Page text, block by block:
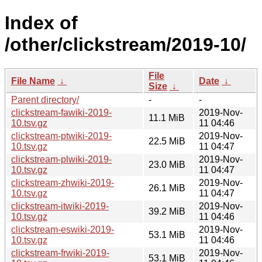
Index of
/other/clickstream/2019-10/
File Name ↓
File
Size ↓
Date ↓
Parent directory/
-
-
clickstream-fawiki-2019-
10.tsv.gz
11.1 MiB
2019-Nov-
11 04:46
clickstream-ptwiki-2019-
10.tsv.gz
22.5 MiB
2019-Nov-
11 04:47
clickstream-plwiki-2019-
10.tsv.gz
23.0 MiB
2019-Nov-
11 04:47
clickstream-zhwiki-2019-
10.tsv.gz
26.1 MiB
2019-Nov-
11 04:47
clickstream-itwiki-2019-
10.tsv.gz
39.2 MiB
2019-Nov-
11 04:46
clickstream-eswiki-2019-
10.tsv.gz
53.1 MiB
2019-Nov-
11 04:46
clickstream-frwiki-2019-
53.1 MiB
2019-Nov-